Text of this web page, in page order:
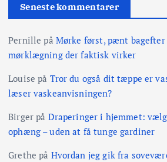
e
l
i
n
g
Seneste kommentarer
Pernille på Mørke først, pænt bagefter
mørklægning der faktisk virker
Louise på Tror du også dit tæppe er
læser vaskeanvisningen?
Birgerpå Draperinger i hjemmet:
ophæng – uden at få tunge gardiner
Grethe på Hvordan jeg gik fra